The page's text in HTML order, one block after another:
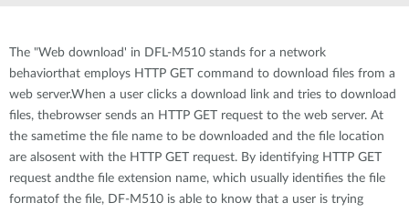
The "Web download' in DFL-M510 stands for a network
behaviorthat employs HTTP GET command to download files from a
web server.When a user clicks a download link and tries to download
files, thebrowser sends an HTTP GET request to the web server. At
the sametime the file name to be downloaded and the file location
are alsosent with the HTTP GET request. By identifying HTTP GET
request andthe file extension name, which usually identifies the file
formatof the file, DF-M510 is able to know that a user is trying